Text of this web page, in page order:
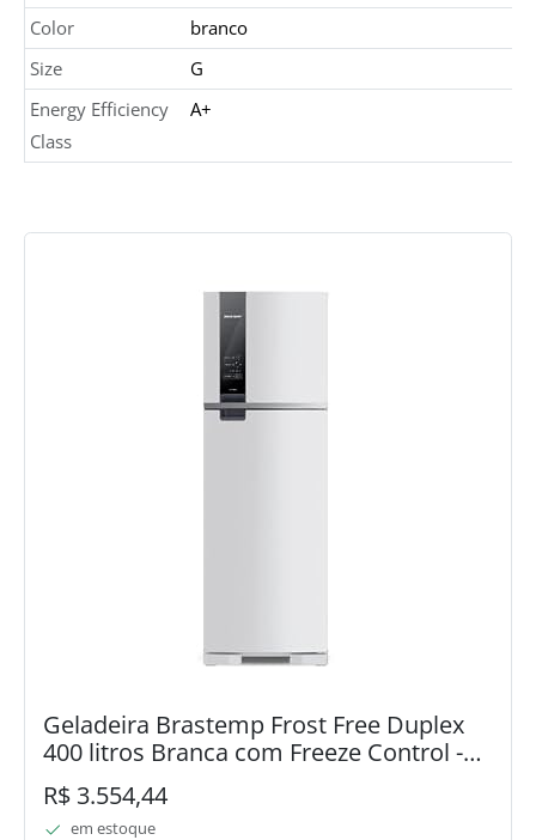
Color
branco
Size
G
Energy Efficiency
Class
A+
Geladeira Brastemp Frost Free Duplex
400 litros Branca com Freeze Control -
BRM54JB 110V
R$ 3.554,44
em estoque